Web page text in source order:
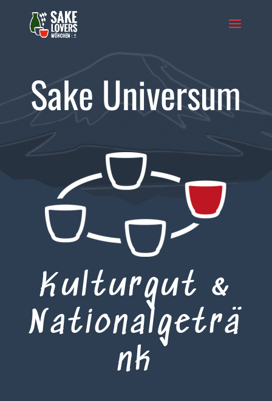
Sake Universum
Kulturgut &
Nationalgeträ
nk